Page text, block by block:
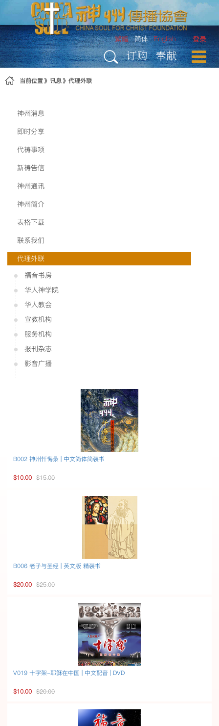
跳转到内容
登录
繁體 简体 English
订购 奉献
当前位置 讯息 代理外联
神州消息
即时分享
代祷事项
新祷告信
神州通讯
神州简介
表格下载
联系我们
代理外联
福音书房
华人神学院
华人教会
宣教机构
服务机构
报刊杂志
影音广播
B002 神州忏悔录 | 中文简体简装书
$10.00 $15.00
B006 老子与圣经 | 英文版 精装书
$20.00 $25.00
V019 十字架-耶稣在中国 | 中文配音 | DVD
$10.00 $20.00